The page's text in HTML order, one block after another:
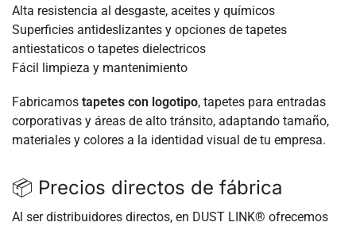
Alta resistencia al desgaste, aceites y químicos
Superficies antideslizantes y opciones de tapetes
antiestaticos o tapetes dielectricos
Fácil limpieza y mantenimiento
Fabricamos tapetes con logotipo, tapetes para entradas
corporativas y áreas de alto tránsito, adaptando tamaño,
materiales y colores a la identidad visual de tu empresa.
📦 Precios directos de fábrica
Al ser distribuidores directos, en DUST LINK® ofrecemos